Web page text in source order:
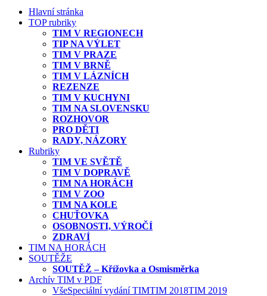
Hlavní stránka
TOP rubriky
TIM V REGIONECH
TIP NA VÝLET
TIM V PRAZE
TIM V BRNĚ
TIM V LÁZNÍCH
REZENZE
TIM V KUCHYNI
TIM NA SLOVENSKU
ROZHOVOR
PRO DĚTI
RADY, NÁZORY
Rubriky
TIM VE SVĚTĚ
TIM V DOPRAVĚ
TIM NA HORÁCH
TIM V ZOO
TIM NA KOLE
CHUŤOVKA
OSOBNOSTI, VÝROČÍ
ZDRAVÍ
TIM NA HORÁCH
SOUTĚŽE
SOUTĚŽ – Křížovka a Osmisměrka
Archív TIM v PDF
VšeSpeciální vydání TIMTIM 2018TIM 2019